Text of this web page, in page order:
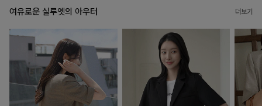
여유로운 실루엣의 아우터 더보기